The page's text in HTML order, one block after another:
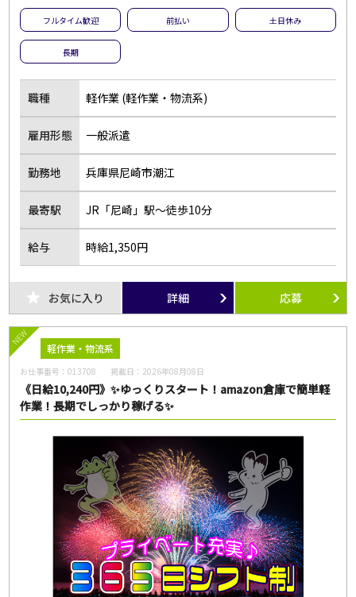
フルタイム歓迎 前払い 土日休み
長期
職種 軽作業 (軽作業・物流系)
雇用形態 一般派遣
勤務地 兵庫県尼崎市潮江
最寄駅 JR「尼崎」駅～徒歩10分
給与 時給1,350円
お気に入り 詳細 応募
NEW
軽作業・物流系
お仕事番号：013708 掲載日： 2026年08月08日
《日給10,240円》✨ゆっくりスタート！amazon倉庫で簡単軽
作業！長期でしっかり稼げる✨